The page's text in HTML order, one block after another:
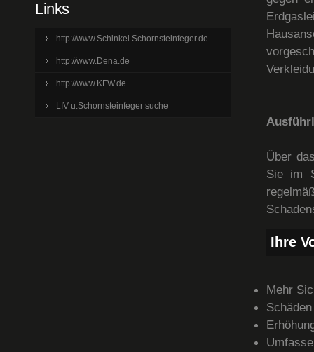
Über
Sie im
Ihre
Mehr
Links
http://www.Schinkel.Schornsteinfeger.de
http://www.Dena.de
http://www.KFW.de
LIV u.Schornsteinfeger suche